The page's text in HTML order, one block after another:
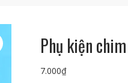
Phụ kiện
7.000₫